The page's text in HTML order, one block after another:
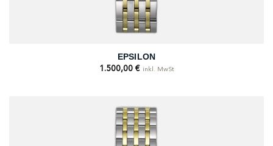
EPSILON
1.500,00 € inkl. MwSt